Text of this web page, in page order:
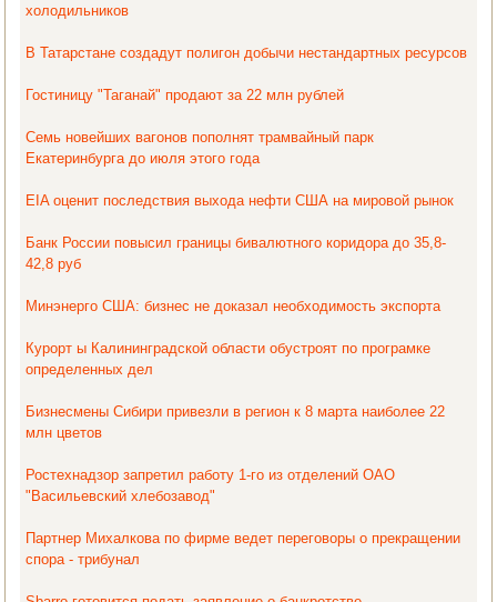
холодильников
В Татарстане создадут полигон добычи нестандартных ресурсов
Гостиницу "Таганай" продают за 22 млн рублей
Семь новейших вагонов пополнят трамвайный парк
Екатеринбурга до июля этого года
EIA оценит последствия выхода нефти США на мировой рынок
Банк России повысил границы бивалютного коридора до 35,8-
42,8 руб
Минэнерго США: бизнес не доказал необходимость экспорта
Курорт ы Калининградской области обустроят по програмке
определенных дел
Бизнесмены Сибири привезли в регион к 8 марта наиболее 22
млн цветов
Ростехнадзор запретил работу 1-го из отделений ОАО
"Васильевский хлебозавод"
Партнер Михалкова по фирме ведет переговоры о прекращении
спора - трибунал